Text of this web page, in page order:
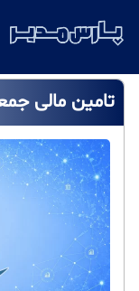
تامین مالی